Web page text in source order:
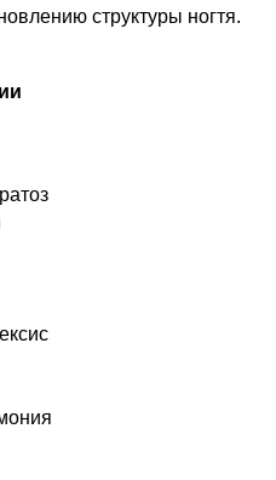
структуры ногтя.